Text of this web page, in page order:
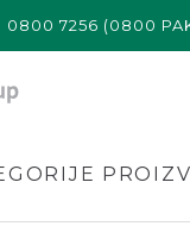
0800 7256 (0800